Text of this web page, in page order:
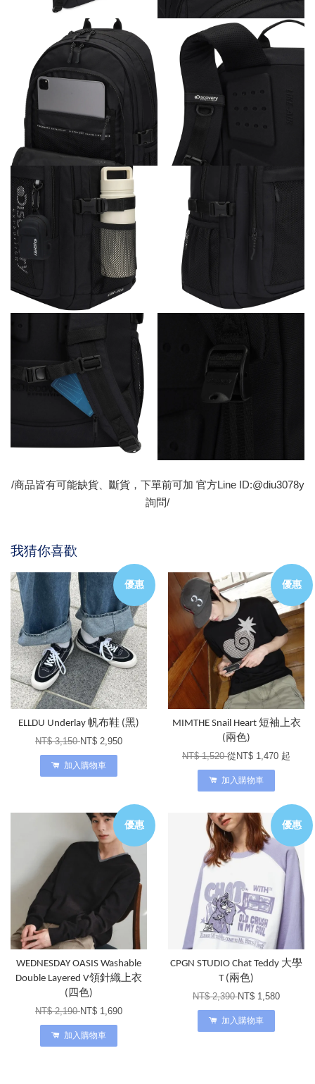
/商品皆有可能缺貨、斷貨，下單前可加 官方Line ID:@diu3078y
詢問/
我猜你喜歡
優惠
ELLDU Underlay 帆布鞋 (黑)
NT$ 3,150NT$ 2,950
加入購物車
優惠
MIMTHE Snail Heart 短袖上衣
(兩色)
NT$ 1,520從 NT$ 1,470 起
加入購物車
優惠
WEDNESDAY OASIS Washable
Double Layered V領針織上衣
(四色)
NT$ 2,190NT$ 1,690
加入購物車
優惠
CPGN STUDIO Chat Teddy 大學
T (兩色)
NT$ 2,390NT$ 1,580
加入購物車